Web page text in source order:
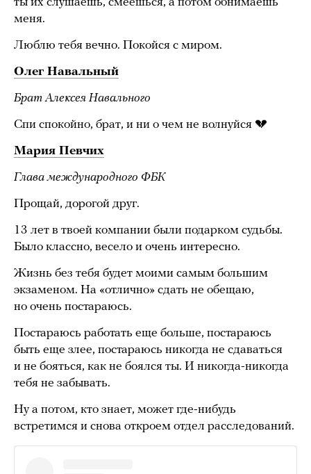
меня.
Люблю тебя вечно. Покойся с миром.
Олег Навальный
Брат Алексея Навального
Спи спокойно, брат, и ни о чем не волнуйся 💔
Мария Певчих
Глава международного ФБК
Прощай, дорогой друг.
13 лет в твоей компании были подарком судьбы.
Было классно, весело и очень интересно.
Жизнь без тебя будет моими самым большим
экзаменом. На «отлично» сдать не обещаю,
но очень постараюсь.
Постараюсь работать еще больше, постараюсь
быть еще злее, постараюсь никогда не сдаваться
и не бояться, как не боялся ты. И никогда-никогда
тебя не забывать.
Ну а потом, кто знает, может где-нибудь
встретимся и снова откроем отдел расследований.